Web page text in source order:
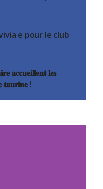
pour le club
𝐚𝐜𝐜𝐮𝐞𝐢𝐥𝐥𝐞𝐧𝐭 𝐥𝐞𝐬
𝐭𝐚𝐮𝐫𝐢𝐧𝐞 !